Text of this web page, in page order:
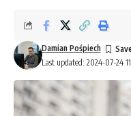
Last updated: 2024-07-24
Damian Pośpiech